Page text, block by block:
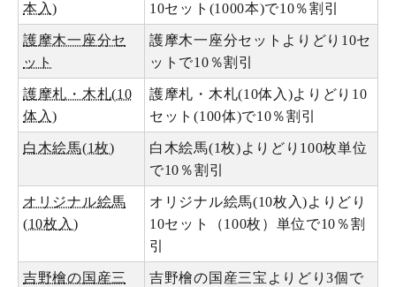
本入) 10セット(1000本)で10％割引
護摩木一座分セ
ット
護摩木一座分セットよりどり10セ
ットで10％割引
護摩札・木札(10
体入)
護摩札・木札(10体入)よりどり10
セット(100体)で10％割引
白木絵馬(1枚)
白木絵馬(1枚)よりどり100枚単位
で10％割引
オリジナル絵馬
(10枚入)
オリジナル絵馬(10枚入)よりどり
10セット（100枚）単位で10％割
引
吉野檜の国産三
吉野檜の国産三宝よりどり3個で